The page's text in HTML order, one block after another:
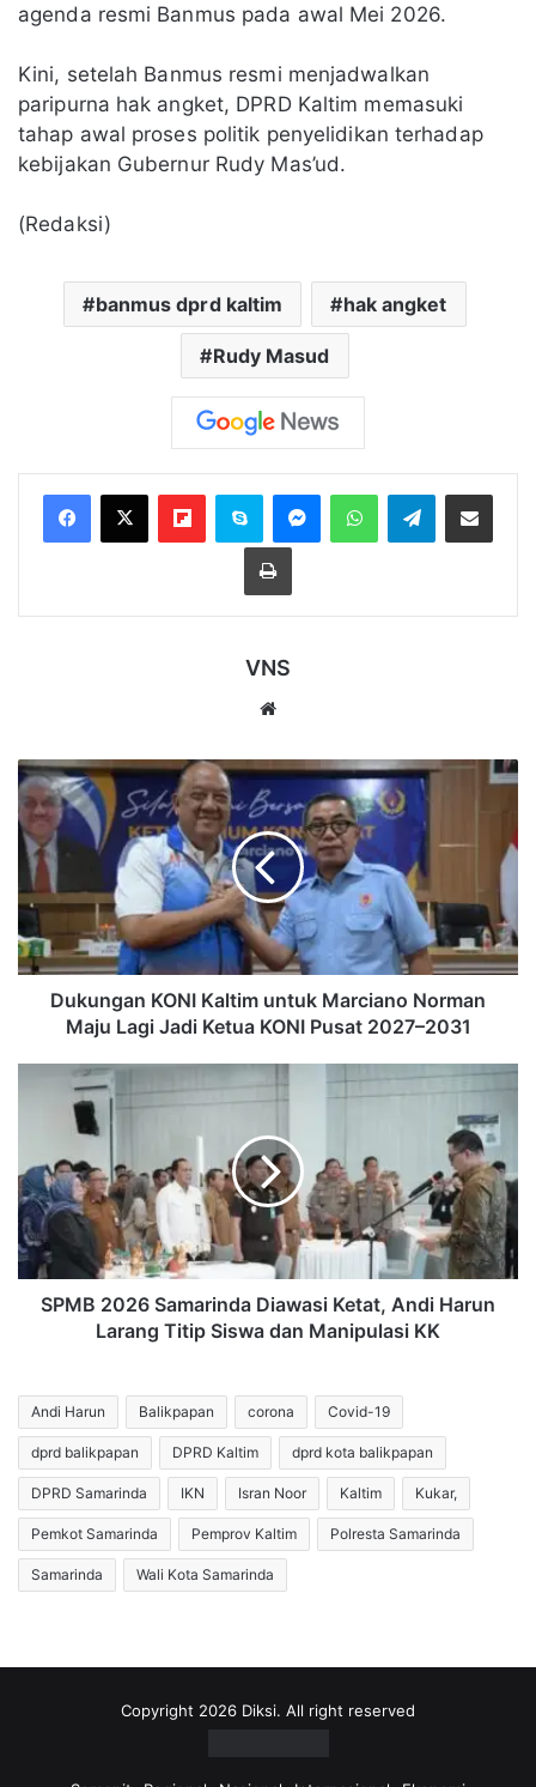
agenda resmi Banmus pada awal Mei 2026.
Kini, setelah Banmus resmi menjadwalkan
paripurna hak angket, DPRD Kaltim memasuki
tahap awal proses politik penyelidikan terhadap
kebijakan Gubernur Rudy Mas’ud.
(Redaksi)
banmus dprd kaltim hak angket
Rudy Masud
FlipboardSkype MessengerWhatsAppTelegramBagikan melalui Email
Cetak
VNS
Dukungan
KONI
Kaltim
untuk
Marciano
Norman
Maju
Lagi
Jadi
KetuaDukungan KONI Kaltim untuk Marciano Norman
Maju Lagi Jadi Ketua KONI Pusat 2027–2031
Samarinda
Ketat,
Andi
Harun
Larang
Titip
SiswaSPMB 2026 Samarinda Diawasi Ketat, Andi Harun
Larang Titip Siswa dan Manipulasi KK
Andi Harun Balikpapan corona Covid-19
dprd balikpapan DPRD Kaltim dprd kota balikpapan
DPRD Samarinda IKN Isran Noor Kaltim Kukar,
Pemkot Samarinda Pemprov Kaltim Polresta Samarinda
Samarinda Wali Kota Samarinda
Copyright 2026 Diksi. All right reserved